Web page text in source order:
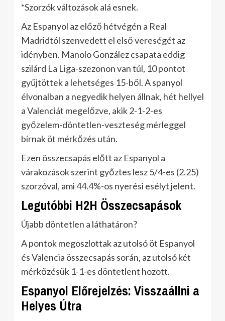
*Szorzók változások alá esnek.
Az Espanyol az előző hétvégén a Real
Madridtól szenvedett el első vereségét az
idényben. Manolo González csapata eddig
szilárd La Liga-szezonon van túl, 10 pontot
gyűjtöttek a lehetséges 15-ből. A spanyol
élvonalban a negyedik helyen állnak, hét hellyel
a Valenciát megelőzve, akik 2-1-2-es
győzelem-döntetlen-veszteség mérleggel
bírnak öt mérkőzés után.
Ezen összecsapás előtt az Espanyol a
várakozások szerint győztes lesz 5/4-es (2.25)
szorzóval, ami 44.4%-os nyerési esélyt jelent.
Legutóbbi H2H Összecsapások
Újabb döntetlen a láthatáron?
A pontok megoszlottak az utolsó öt Espanyol
és Valencia összecsapás során, az utolsó két
mérkőzésük 1-1-es döntetlent hozott.
Espanyol Előrejelzés: Visszaállni a
Helyes Útra